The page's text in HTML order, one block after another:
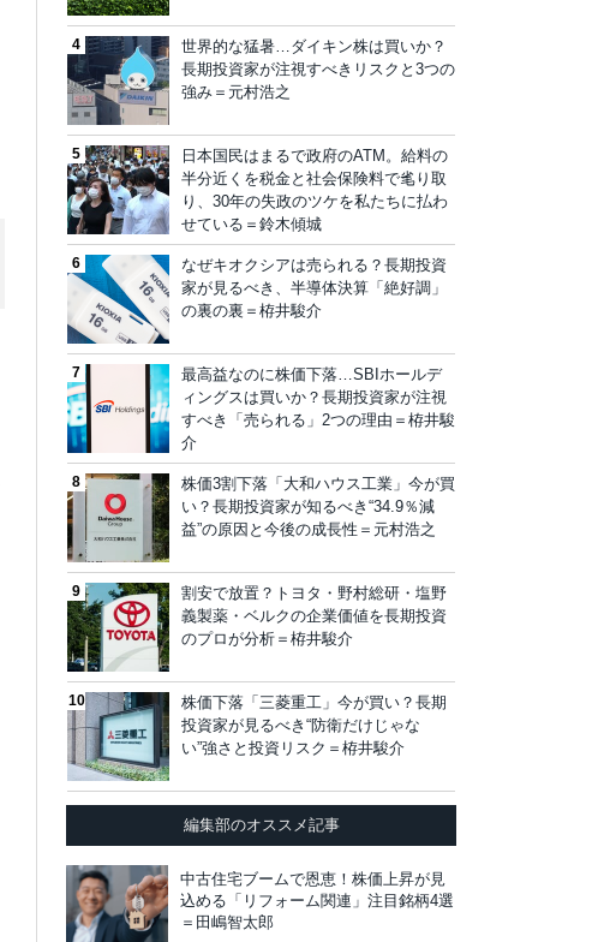
世界的な猛暑…ダイキン株は買いか？
長期投資家が注視すべきリスクと3つの
強み＝元村浩之
日本国民はまるで政府のATM。給料の
半分近くを税金と社会保険料で毟り取
り、30年の失政のツケを私たちに払わ
せている＝鈴木傾城
なぜキオクシアは売られる？長期投資
家が見るべき、半導体決算「絶好調」
の裏の裏＝栫井駿介
最高益なのに株価下落…SBIホールデ
ィングスは買いか？長期投資家が注視
すべき「売られる」2つの理由＝栫井駿
介
株価3割下落「大和ハウス工業」今が買
い？長期投資家が知るべき“34.9％減
益”の原因と今後の成長性＝元村浩之
割安で放置？トヨタ・野村総研・塩野
義製薬・ベルクの企業価値を長期投資
のプロが分析＝栫井駿介
株価下落「三菱重工」今が買い？長期
投資家が見るべき“防衛だけじゃな
い”強さと投資リスク＝栫井駿介
編集部のオススメ記事
中古住宅ブームで恩恵！株価上昇が見
込める「リフォーム関連」注目銘柄4選
＝田嶋智太郎